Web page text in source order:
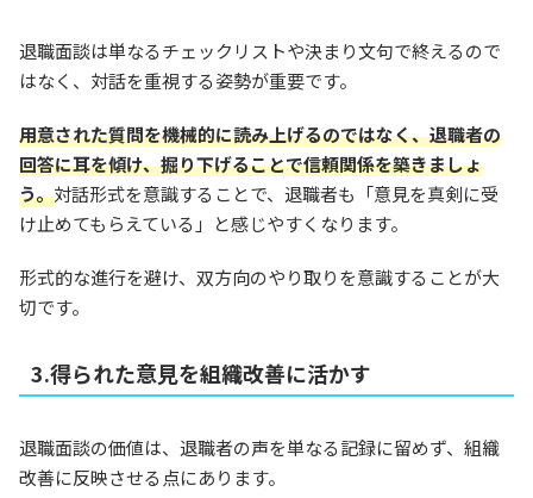
退職面談は単なるチェックリストや決まり文句で終えるので
はなく、対話を重視する姿勢が重要です。
用意された質問を機械的に読み上げるのではなく、退職者の
回答に耳を傾け、掘り下げることで信頼関係を築きましょ
う。対話形式を意識することで、退職者も「意見を真剣に受
け止めてもらえている」と感じやすくなります。
形式的な進行を避け、双方向のやり取りを意識することが大
切です。
3.得られた意見を組織改善に活かす
退職面談の価値は、退職者の声を単なる記録に留めず、組織
改善に反映させる点にあります。